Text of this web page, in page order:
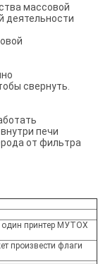
массовой
деятельности
свернуть.
печи
от фильтра
принтер МУТОХ
произвести флаги